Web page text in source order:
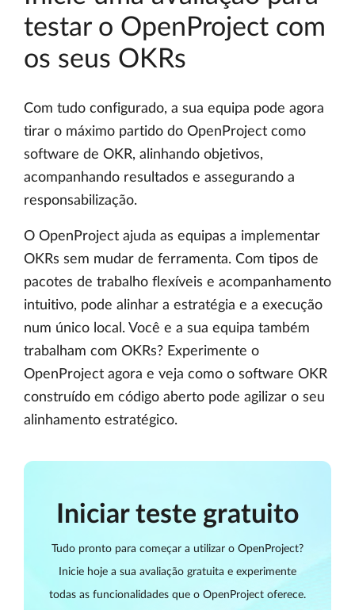
testar o OpenProject com
os seus OKRs
Com tudo configurado, a sua equipa pode agora
tirar o máximo partido do OpenProject como
software de OKR, alinhando objetivos,
acompanhando resultados e assegurando a
responsabilização.
O OpenProject ajuda as equipas a implementar
OKRs sem mudar de ferramenta. Com tipos de
pacotes de trabalho flexíveis e acompanhamento
intuitivo, pode alinhar a estratégia e a execução
num único local. Você e a sua equipa também
trabalham com OKRs? Experimente o
OpenProject agora e veja como o software OKR
construído em código aberto pode agilizar o seu
alinhamento estratégico.
Iniciar teste gratuito
Tudo pronto para começar a utilizar o OpenProject?
Inicie hoje a sua avaliação gratuita e experimente
todas as funcionalidades que o OpenProject oferece.